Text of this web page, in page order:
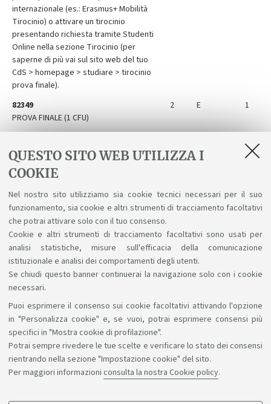
QUESTO SITO WEB UTILIZZA I
COOKIE
Nel nostro sito utilizziamo sia cookie tecnici necessari per il suo
funzionamento, sia cookie e altri strumenti di tracciamento facoltativi
che potrai attivare solo con il tuo consenso.
Cookie e altri strumenti di tracciamento facoltativi sono usati per
analisi statistiche, misure sull'efficacia della comunicazione
istituzionale e analisi dei comportamenti degli utenti.
Se chiudi questo banner continuerai la navigazione solo con i cookie
necessari.
Puoi esprimere il consenso sui cookie facoltativi attivando l'opzione
in "Personalizza cookie" e, se vuoi, potrai esprimere consensi più
specifici in "Mostra cookie di profilazione".
Potrai sempre rivedere le tue scelte e verificare lo stato dei consensi
rientrando nella sezione "Impostazione cookie" del sito.
Per maggiori informazioni consulta la nostra Cookie policy.
internazionale (es.: Erasmus+ Mobilità
Tirocinio) o attivare un tirocinio
presentando richiesta tramite Studenti
Online nella sezione Tirocinio (per
saperne di più vai sul sito web del tuo
CdS > homepage > studiare > tirocinio
prova finale).
82349
PROVA FINALE (1 CFU)
2 E 1
PROVA FINALE L
Se scegli quest’attività intendi
preparare una tesi che non prevede
presenze continuative né presso
strutture dell’Ateneo né presso enti
esterni (aziende/enti).
Sosteniamo il diritto alla conoscenza
Seguici su: